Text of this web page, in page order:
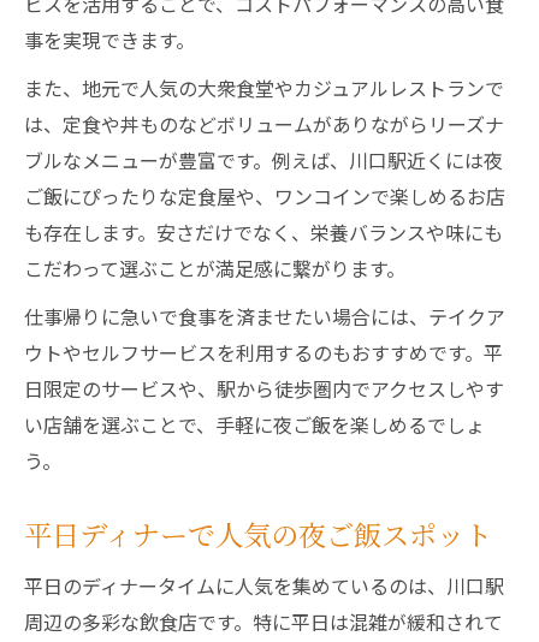
事を実現できます。
また、地元で人気の大衆食堂やカジュアルレストランで
は、定食や丼ものなどボリュームがありながらリーズナ
ブルなメニューが豊富です。例えば、川口駅近くには夜
ご飯にぴったりな定食屋や、ワンコインで楽しめるお店
も存在します。安さだけでなく、栄養バランスや味にも
こだわって選ぶことが満足感に繋がります。
仕事帰りに急いで食事を済ませたい場合には、テイクア
ウトやセルフサービスを利用するのもおすすめです。平
日限定のサービスや、駅から徒歩圏内でアクセスしやす
い店舗を選ぶことで、手軽に夜ご飯を楽しめるでしょ
う。
平日ディナーで人気の夜ご飯スポット
平日のディナータイムに人気を集めているのは、川口駅
周辺の多彩な飲食店です。特に平日は混雑が緩和されて